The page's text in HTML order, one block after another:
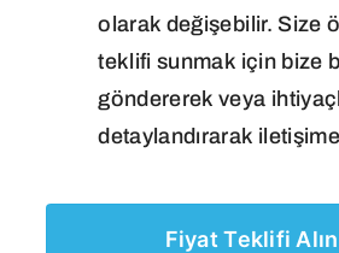
olarak değişebilir. Size
teklifi sunmak için bize
göndererek veya
detaylandırarak
Fiyat Teklifi Alın